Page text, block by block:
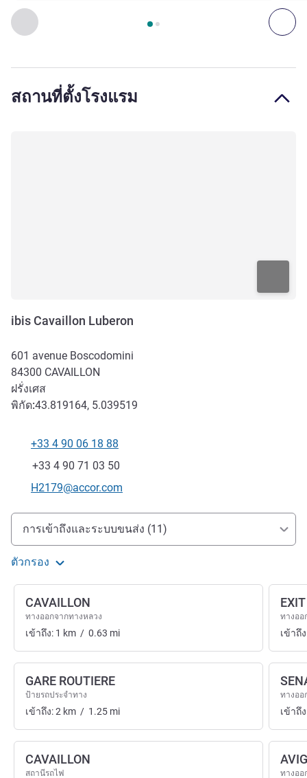
ก่อนหน้า - ห้องพัก ถั
หน้า1 , ห้องพัก 1 : Standard Room with 1 double bed
สถานที่ตั้งโรงแรม
ibis Cavaillon Luberon
601 avenue Boscodomini
84300 CAVAILLON
ฝรั่งเศส
พิกัด:43.819164, 5.039519
โทรศัพท์
+33 4 90 06 18 88
แฟกซ์
+33 4 90 71 03 50
อีเมลติดต่อ
H2179@accor.com
การเข้าถึงและการเดินทาง
การเข้าถึงและระบบขนส่ง (11)
ตัวกรอง
CAVAILLON
ทางออกจากทางหลวง
เข้าถึง: 1 km / 0.63 mi
GARE ROUTIERE
ป้ายรถประจำทาง
เข้าถึง:2 km / 1.25 mi
CAVAILLON
สถานีรถไฟ
ทางออ
เข้าถึ
ทางออ
เข้าถึ
ทางออ